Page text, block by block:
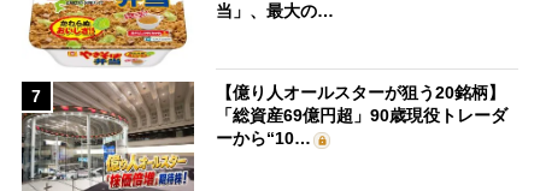
当」、最大の…
7
【億り人オールスターが狙う20銘柄】
「総資産69億円超」90歳現役トレーダ
ーから“10…